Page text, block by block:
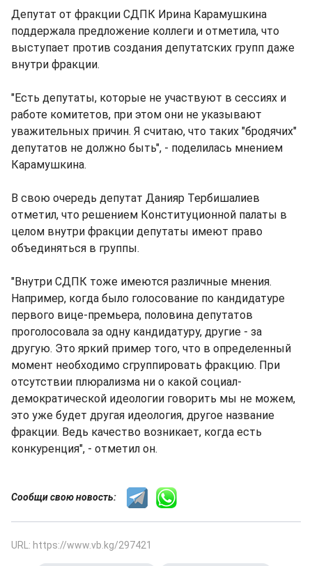
Депутат от фракции СДПК Ирина Карамушкина
поддержала предложение коллеги и отметила, что
выступает против создания депутатских групп даже
внутри фракции.
"Есть депутаты, которые не участвуют в сессиях и
работе комитетов, при этом они не указывают
уважительных причин. Я считаю, что таких "бродячих"
депутатов не должно быть", - поделилась мнением
Карамушкина.
В свою очередь депутат Данияр Тербишалиев
отметил, что решением Конституционной палаты в
целом внутри фракции депутаты имеют право
объединяться в группы.
"Внутри СДПК тоже имеются различные мнения.
Например, когда было голосование по кандидатуре
первого вице-премьера, половина депутатов
проголосовала за одну кандидатуру, другие - за
другую. Это яркий пример того, что в определенный
момент необходимо сгруппировать фракцию. При
отсутствии плюрализма ни о какой социал-
демократической идеологии говорить мы не можем,
это уже будет другая идеология, другое название
фракции. Ведь качество возникает, когда есть
конкуренция", - отметил он.
Сообщи свою новость:
URL: https://www.vb.kg/297421